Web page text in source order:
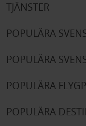
TJÄNSTER
POPULÄRA
POPULÄRA
POPULÄRA
POPULÄRA